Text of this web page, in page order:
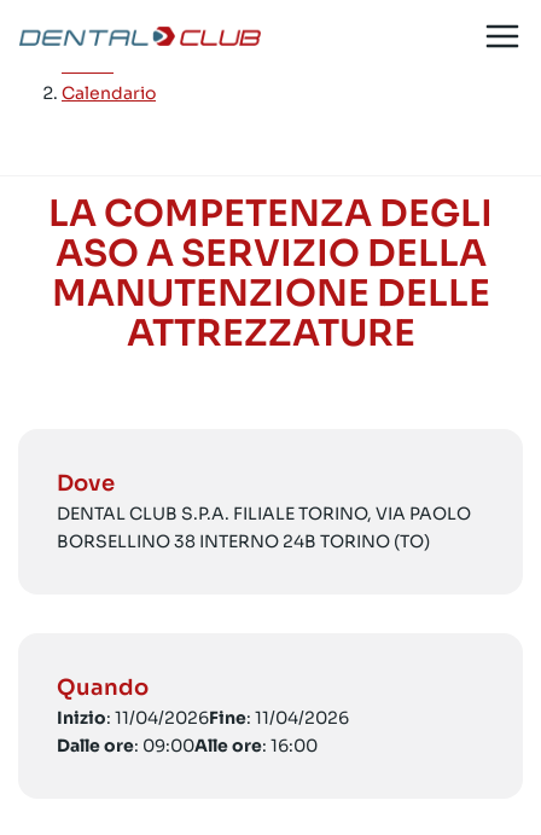
contenuto
Calendario
LA COMPETENZA DEGLI
ASO A SERVIZIO DELLA
MANUTENZIONE DELLE
ATTREZZATURE
Dove
DENTAL CLUB S.P.A. FILIALE TORINO, VIA PAOLO
BORSELLINO 38 INTERNO 24B TORINO (TO)
Quando
Inizio: 11/04/2026Fine: 11/04/2026
Dalle ore: 09:00Alle ore: 16:00